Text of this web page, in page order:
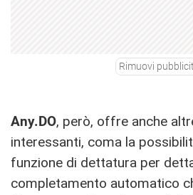
Rimuovi
Any.DO, però, offre anche
interessanti, coma la
funzione di dettatura per
completamento automatico